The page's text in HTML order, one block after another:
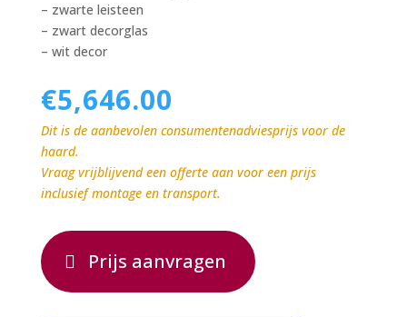
– zwarte leisteen
– zwart decorglas
– wit decor
€5,646.00
Dit is de aanbevolen consumentenadviesprijs voor de
haard.
Vraag vrijblijvend een offerte aan voor een prijs
inclusief montage en transport.
Prijs aanvragen